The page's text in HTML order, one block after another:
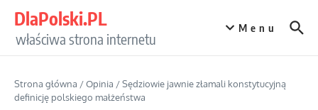
DlaPolski.PL
właściwa strona internetu
Menu
Strona główna /Opinia /Sędziowie jawnie złamali konstytucyjną
definicję polskiego małżeństwa